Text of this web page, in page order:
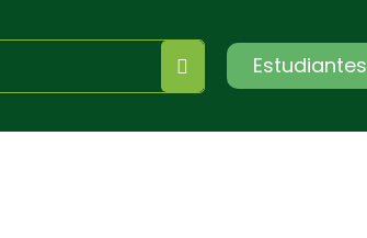
Estudiantes